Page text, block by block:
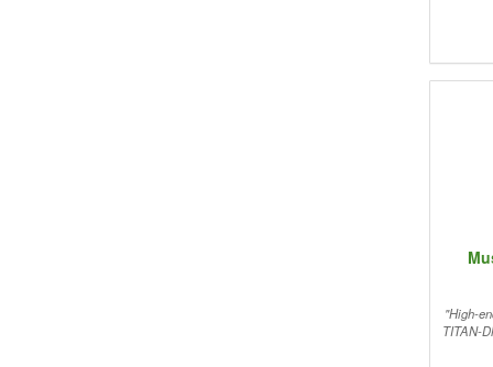
"High-
TITAN-